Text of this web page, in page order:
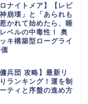
ナイトメア】【レビ
崩壊」と「あられも
かれて始めたら、睡
ベルの中毒性！ 奥
キ構築型ローグライ
兵団 攻略】最新リ
ランキング！運を制
ティと序盤の進め方